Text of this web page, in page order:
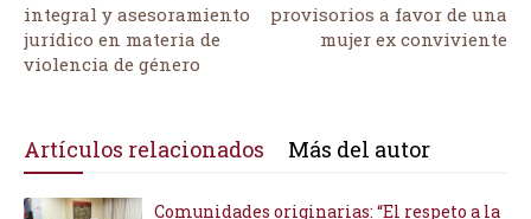
integral y asesoramiento
jurídico en materia de
violencia de género
provisorios a favor de una
mujer ex conviviente
Artículos relacionados Más del autor
Comunidades originarias: “El respeto a la